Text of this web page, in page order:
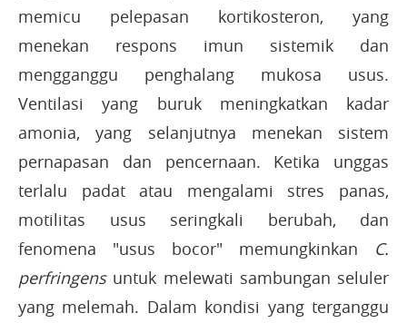
memicu pelepasan kortikosteron, yang
menekan respons imun sistemik dan
mengganggu penghalang mukosa usus.
Ventilasi yang buruk meningkatkan kadar
amonia, yang selanjutnya menekan sistem
pernapasan dan pencernaan. Ketika unggas
terlalu padat atau mengalami stres panas,
motilitas usus seringkali berubah, dan
fenomena "usus bocor" memungkinkan C.
perfringensuntuk melewati sambungan seluler
yang melemah. Dalam kondisi yang terganggu